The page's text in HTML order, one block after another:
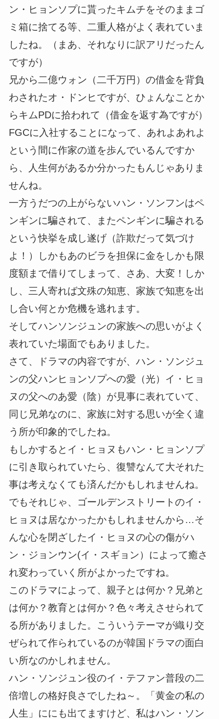
ン・ヒョンソプに貰ったキムチをそのままゴ
ミ箱に捨てる等、二重人格がよく表れていま
したね。（まあ、それなりに訳アリだったん
ですが）
兄から二億ウォン（二千万円）の借金を背負
わされたオ・ドンヒですが、ひょんなことか
らキムPDに拾われて（借金を返す為ですが）
FGCに入社することになって、あれよあれよ
という間に作家の道を歩んでいるんですか
ら、人生何があるか分かったもんじゃありま
せんね。
一方うだつの上がらないハン・ソンフンはペ
ンギンに騙されて、またペンギンに騙される
という快挙を成し遂げ（詐欺だって気づけ
よ！）しかもあのビラを担保に金をしかも限
度額まで借りてしまって、さあ、大変！しか
し、三人寄れば文殊の知恵、家族で知恵を出
し合い何とか危機を逃れます。
そしてハンソンジュンの家族への思いがよく
表れていた場面でもありました。
さて、ドラマの内容ですが、ハン・ソンジュ
ンの父ハンヒョンソプへの愛（光）イ・ヒョ
ヌの父へのあ愛（陰）が見事に表れていて、
同じ兄弟なのに、家族に対する思いが全く違
う所が印象的でしたね。
もしかするとイ・ヒョヌもハン・ヒョンソプ
に引き取られていたら、復讐なんて大それた
事は考えなくても済んだかもしれませんね。
でもそれじゃ、ゴールデンストリートのイ・
ヒョヌは居なかったかもしれませんから…そ
んな心を閉ざしたイ・ヒョヌの心の傷がハ
ン・ジョンウン(イ・スギョン）によって癒さ
れ変わっていく所がよかったですね。
このドラマによって、親子とは何か？兄弟と
は何か？教育とは何か？色々考えさせられて
る所がありました。こういうテーマが織り交
ぜられて作られているのが韓国ドラマの面白
い所なのかしれません。
ハン・ソンジュン役のイ・テファン普段の二
倍増しの格好良さでしたね～。「黄金の私の
人生」ににも出てますけど、私はハン・ソン